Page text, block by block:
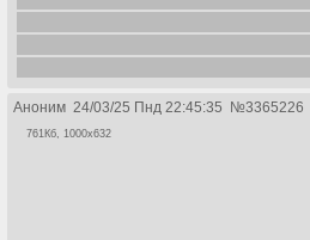
Аноним 24/03/25 Пнд 22:45:35 №3365226
761Кб, 1000x632